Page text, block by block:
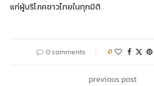
แก่ผู้บริโภคชาวไทยในทุกมิติ
0 comments 0
previous post